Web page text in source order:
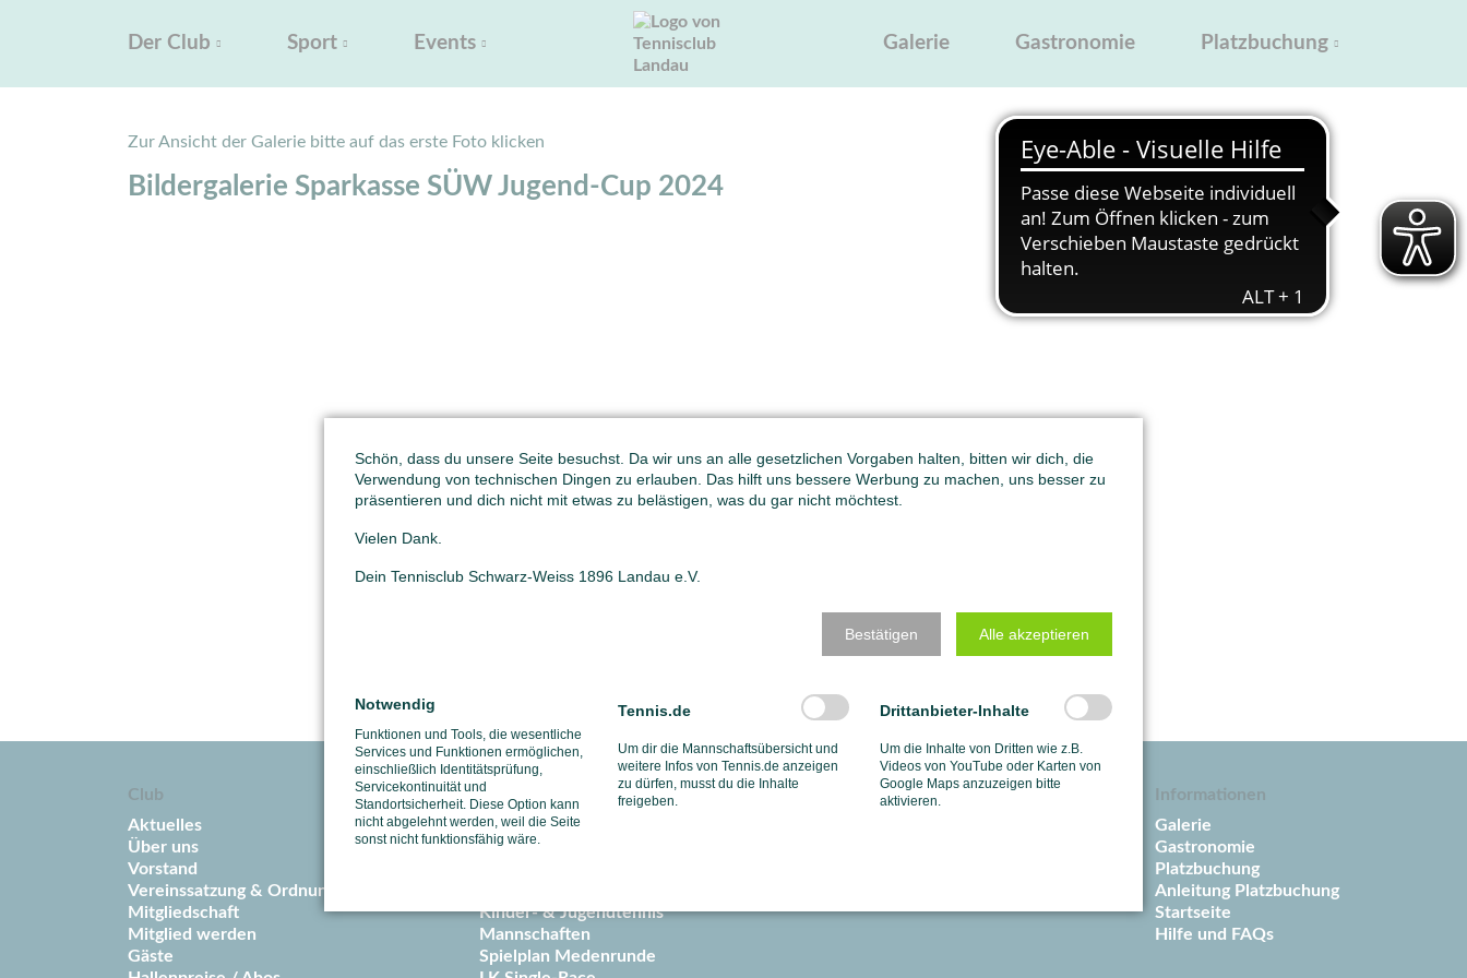
Der Club Sport Events Galerie Gastronomie Platzbuchung
Zur Ansicht der Galerie bitte auf das erste Foto klicken
Bildergalerie Sparkasse SÜW Jugend-Cup 2024
Club
Aktuelles
Über uns
Vorstand
Vereinssatzung & Ordnungen
Mitgliedschaft
Mitglied werden
Gäste
Sport
Tennistraining
Trainerteam
Kinder- & Jugendtennis
Mannschaften
Spielplan Medenrunde
Events
Informationen
Galerie
Gastronomie
Platzbuchung
Anleitung Platzbuchung
Startseite
Hilfe und FAQs
Schön, dass du unsere Seite besuchst. Da wir uns an alle gesetzlichen Vorgaben halten, bitten wir dich, die
Verwendung von technischen Dingen zu erlauben. Das hilft uns bessere Werbung zu machen, uns besser zu
präsentieren und dich nicht mit etwas zu belästigen, was du gar nicht möchtest.
Vielen Dank.
Dein Tennisclub Schwarz-Weiss 1896 Landau e.V.
Bestätigen Alle akzeptieren
Notwendig
Funktionen und Tools, die wesentliche
Services und Funktionen ermöglichen,
einschließlich Identitätsprüfung,
Servicekontinuität und
Standortsicherheit. Diese Option kann
nicht abgelehnt werden, weil die Seite
sonst nicht funktionsfähig wäre.
Tennis.de
Um dir die Mannschaftsübersicht und
weitere Infos von Tennis.de anzeigen
zu dürfen, musst du die Inhalte
freigeben.
Drittanbieter-Inhalte
Um die Inhalte von Dritten wie z.B.
Videos von YouTube oder Karten von
Google Maps anzuzeigen bitte
aktivieren.